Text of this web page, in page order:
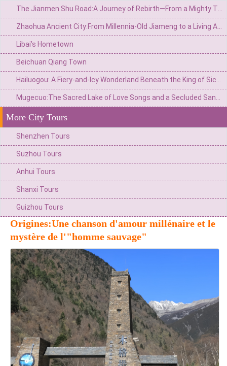
Libai's Hometown
Beichuan Qiang Town
More City Tours
Shenzhen Tours
Suzhou Tours
Anhui Tours
Shanxi Tours
Guizhou Tours
Origines:Une chanson d'amour millénaire et le
mystère de l'"homme sauvage"